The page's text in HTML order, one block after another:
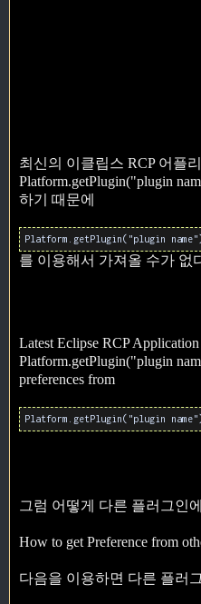
최신의 이클립스 RCP 어플
Platform.getPlugin("plugin
하기 때문에
Platform.getPlugin("plugin
를 이용해서 가져올 수가 없
Latest Eclipse RCP
Platform.getPlugin("plugin
preferences from
Platform.getPlugin("plugin
그럼 어떻게 다른 플러그인
How to get Preference from
다음을 이용하면 다른 플러